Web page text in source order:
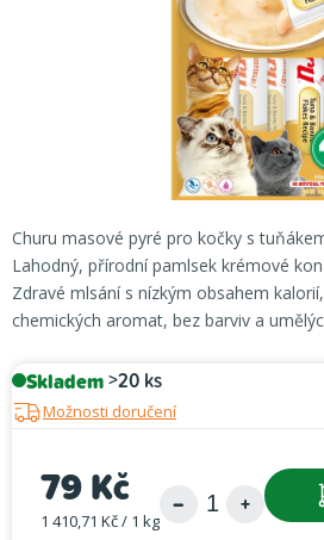
Churu masové pyré pro kočky s
Lahodný, přírodní pamlsek krémové
Zdravé mlsání s nízkým obsahem
chemických aromat, bez barviv a
Skladem>20 ks
Možnosti doručení
79 Kč
Měrná cena:
1 410,71 Kč / 1 kg